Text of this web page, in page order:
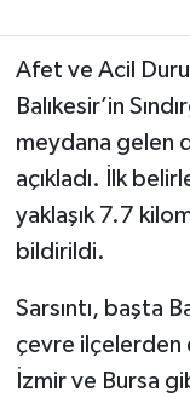
Afet ve Acil
Balıkesir’in
meydana gelen
açıkladı. İlk
yaklaşık 7.7
bildirildi.
Sarsıntı, başta
çevre ilçelerden
İzmir ve Bursa